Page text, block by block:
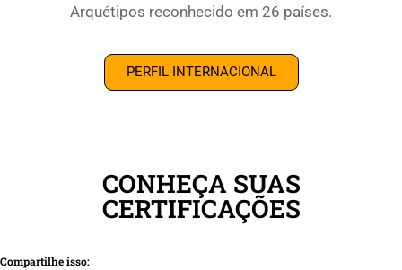
Arquétipos reconhecido em 26 países.
PERFIL INTERNACIONAL
CONHEÇA SUAS
CERTIFICAÇÕES
Compartilhe isso: